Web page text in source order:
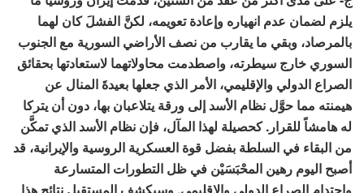
يلزم لضمان عدم انهياره وإعادة تعويمه، لكنَّ الفشلَ كان لهما
بالمرصاد، وبقي ما يقارب من نصف الأراضي السورية مع الجنوب
السوري خارج سيطرته، واصطدمت محاولاتهما لاستعادتها بحقائق
الصراع الدولي والإقليمي، الأمر الذي جعلها بعيدةَ المنال عن
هيمنته مما حوَّل نظام الأسد إلى ورقة يتلاعبان بها، دون أن يتركا
له هامشاً للقرار. كحصيلة لهذا المآل، فإن نظام الأسد الذي تمكَّن
من البقاء في السلطة بفضل قوة العسكرية الروسية والإيرانية، قد
أصبح اليوم رهين المحْبَسَيْن في ظل التطورات المتسارعة
واحتدام الصراع الدولي والإقليمي. وسيكشف المستقبل نتائج هذا